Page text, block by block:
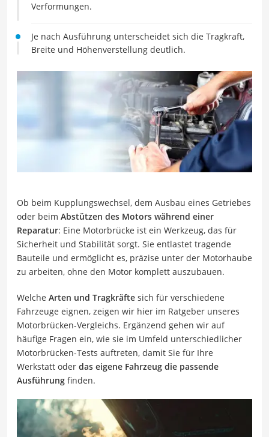
Verformungen.
Je nach Ausführung unterscheidet sich die Tragkraft,
Breite und Höhenverstellung deutlich.
Ob beim Kupplungswechsel, dem Ausbau eines Getriebes
oder beim Abstützen des Motors während einer
Reparatur: Eine Motorbrücke ist ein Werkzeug, das für
Sicherheit und Stabilität sorgt. Sie entlastet tragende
Bauteile und ermöglicht es, präzise unter der Motorhaube
zu arbeiten, ohne den Motor komplett auszubauen.
Welche Arten und Tragkräfte sich für verschiedene
Fahrzeuge eignen, zeigen wir hier im Ratgeber unseres
Motorbrücken-Vergleichs. Ergänzend gehen wir auf
häufige Fragen ein, wie sie im Umfeld unterschiedlicher
Motorbrücken-Tests auftreten, damit Sie für Ihre
Werkstatt oder das eigene Fahrzeug die passende
Ausführung finden.